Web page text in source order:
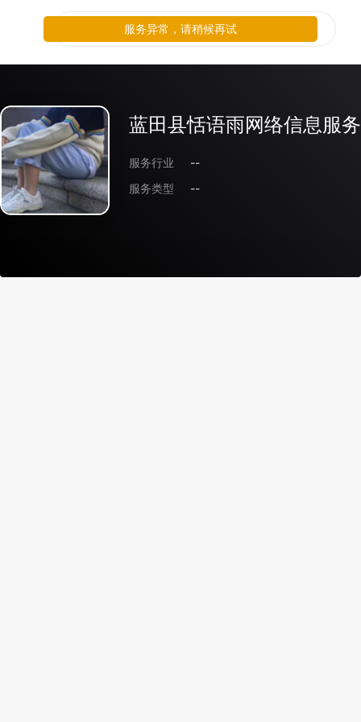
蓝田县恬语雨网络信息服
服务行业
--
服务类型
--
服务异常，请稍候再试